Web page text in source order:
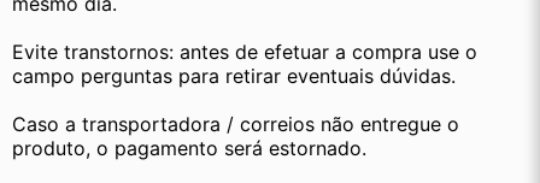
Evite transtornos: antes de efetuar a compra use o
campo perguntas para retirar eventuais dúvidas.
Caso a transportadora / correios não entregue o
produto, o pagamento será estornado.